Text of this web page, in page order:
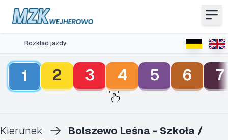
Rozkład jazdy
1 2 3 4 5 6 7
Kierunek
Bolszewo Leśna - Szkoła /